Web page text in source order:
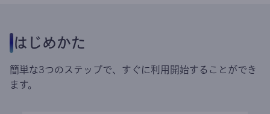
はじめかた
簡単な3つのステップで、すぐに利用開始することができ
ます。